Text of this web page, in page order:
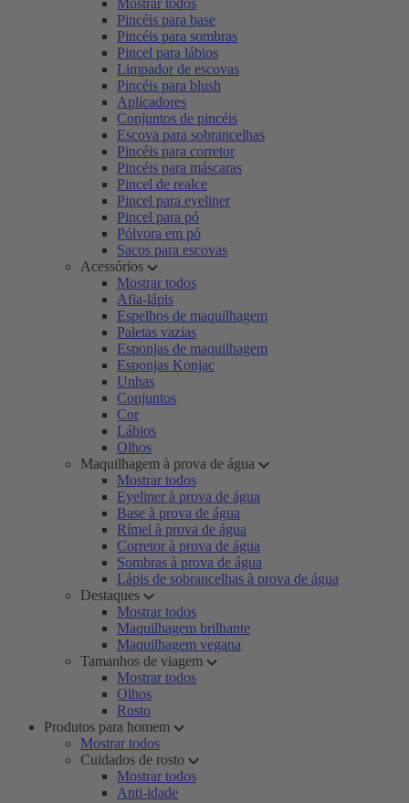
Mostrar todos
Pincéis para base
Pincéis para sombras
Pincel para lábios
Limpador de escovas
Pincéis para blush
Aplicadores
Conjuntos de pincéis
Escova para sobrancelhas
Pincéis para corretor
Pincéis para máscaras
Pincel de realce
Pincel para eyeliner
Pincel para pó
Pólvora em pó
Sacos para escovas
Acessórios
Mostrar todos
Afia-lápis
Espelhos de maquilhagem
Paletas vazias
Esponjas de maquilhagem
Esponjas Konjac
Unhas
Conjuntos
Cor
Lábios
Olhos
Maquilhagem à prova de água
Mostrar todos
Eyeliner à prova de água
Base à prova de água
Rímel à prova de água
Corretor à prova de água
Sombras à prova de água
Lápis de sobrancelhas à prova de água
Destaques
Mostrar todos
Maquilhagem brilhante
Maquilhagem vegana
Tamanhos de viagem
Mostrar todos
Olhos
Rosto
Produtos para homem
Mostrar todos
Cuidados de rosto
Mostrar todos
Anti-idade